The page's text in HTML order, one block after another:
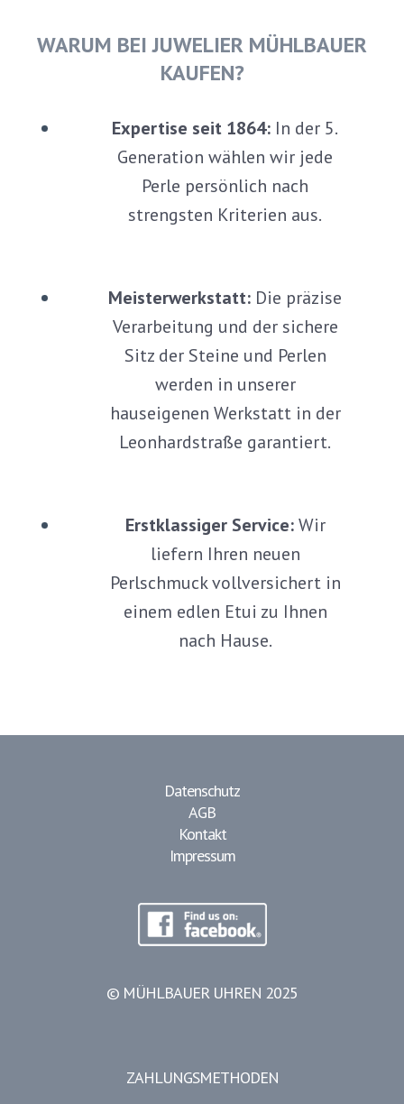
WARUM BEI JUWELIER MÜHLBAUER
KAUFEN?
Expertise seit 1864: In der 5.
Generation wählen wir jede
Perle persönlich nach
strengsten Kriterien aus.
Meisterwerkstatt: Die präzise
Verarbeitung und der sichere
Sitz der Steine und Perlen
werden in unserer
hauseigenen Werkstatt in der
Leonhardstraße garantiert.
Erstklassiger Service:Wir
liefern Ihren neuen
Perlschmuck vollversichert in
einem edlen Etui zu Ihnen
nach Hause.
Datenschutz
AGB
Kontakt
Impressum
© MÜHLBAUER UHREN 2025
ZAHLUNGSMETHODEN